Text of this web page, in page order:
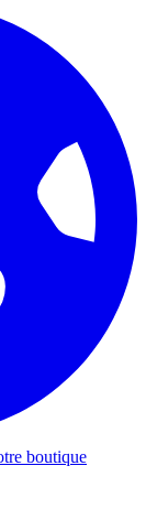
boutique